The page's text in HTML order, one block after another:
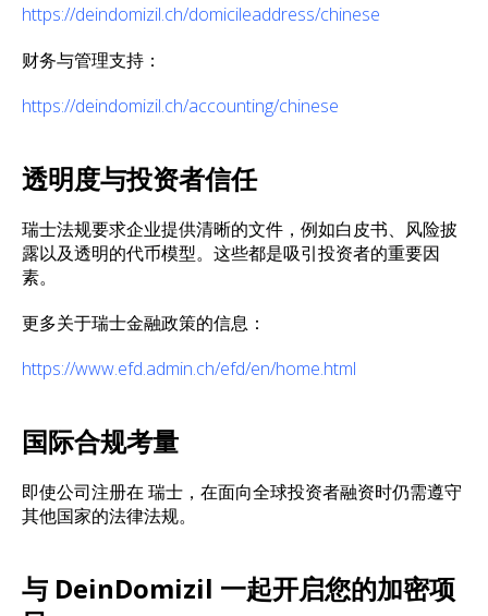
https://deindomizil.ch/domicileaddress/chinese
财务与管理支持：
https://deindomizil.ch/accounting/chinese
透明度与投资者信任
瑞士法规要求企业提供清晰的文件，例如白皮书、风险披
露以及透明的代币模型。这些都是吸引投资者的重要因
素。
更多关于瑞士金融政策的信息：
https://www.efd.admin.ch/efd/en/home.html
国际合规考量
即使公司注册在 瑞士，在面向全球投资者融资时仍需遵守
其他国家的法律法规。
与 DeinDomizil 一起开启您的加密项